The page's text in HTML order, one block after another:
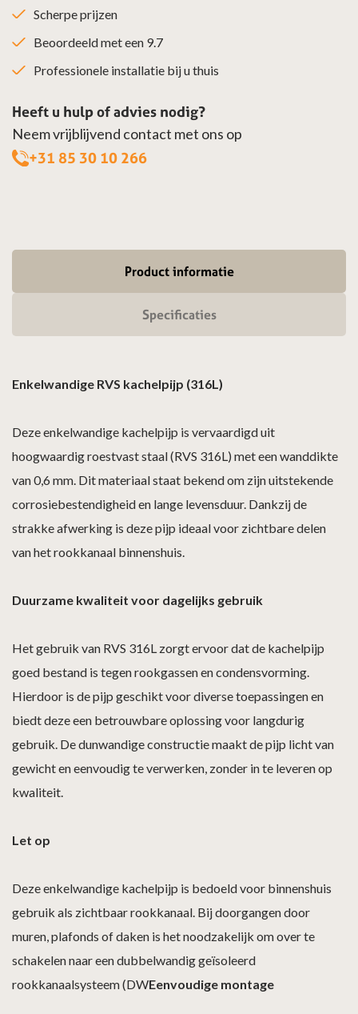
Scherpe prijzen
Beoordeeld met een 9.7
Professionele installatie bij u thuis
Heeft u hulp of advies nodig?
Neem vrijblijvend contact met ons op
+31 85 30 10 266
Product informatie
Specificaties
Enkelwandige RVS kachelpijp (316L)
Deze enkelwandige kachelpijp is vervaardigd uit
hoogwaardig roestvast staal (RVS 316L) met een wanddikte
van 0,6 mm. Dit materiaal staat bekend om zijn uitstekende
corrosiebestendigheid en lange levensduur. Dankzij de
strakke afwerking is deze pijp ideaal voor zichtbare delen
van het rookkanaal binnenshuis.
Duurzame kwaliteit voor dagelijks gebruik
Het gebruik van RVS 316L zorgt ervoor dat de kachelpijp
goed bestand is tegen rookgassen en condensvorming.
Hierdoor is de pijp geschikt voor diverse toepassingen en
biedt deze een betrouwbare oplossing voor langdurig
gebruik. De dunwandige constructie maakt de pijp licht van
gewicht en eenvoudig te verwerken, zonder in te leveren op
kwaliteit.
Let op
Deze enkelwandige kachelpijp is bedoeld voor binnenshuis
gebruik als zichtbaar rookkanaal. Bij doorgangen door
muren, plafonds of daken is het noodzakelijk om over te
schakelen naar een dubbelwandig geïsoleerd
rookkanaalsysteem (DWEenvoudige montage